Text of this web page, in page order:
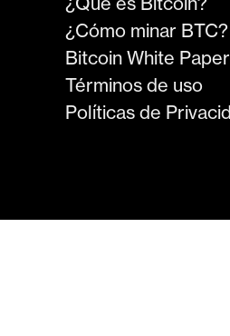
¿Cómo minar BTC?
Bitcoin White
Términos de uso
Políticas de